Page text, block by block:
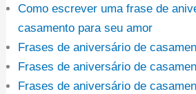
Como escrever uma frase de
casamento para seu amor
Frases de aniversário de
Frases de aniversário de
Frases de aniversário de